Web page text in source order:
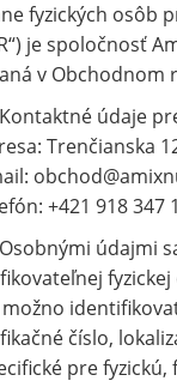
fyzických osôb
je spoločnosť
v Obchodnom
údaje
Trenčianska
+421 918 347
údajmi
číslo,
pre